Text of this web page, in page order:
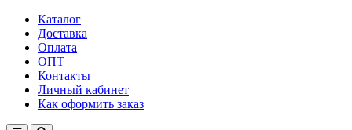
Каталог
Доставка
Оплата
ОПТ
Контакты
Личный кабинет
Как оформить заказ